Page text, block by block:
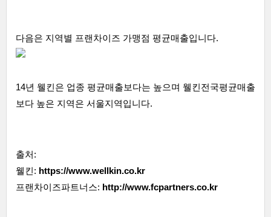
다음은 지역별 프랜차이즈 가맹점 평균매출입니다.
14년 웰킨은 업종 평균매출보다는 높으며 웰킨전국평균매출
보다 높은 지역은 서울지역입니다.
출처:
웰킨: https://www.wellkin.co.kr
프랜차이즈파트너스: http://www.fcpartners.co.kr